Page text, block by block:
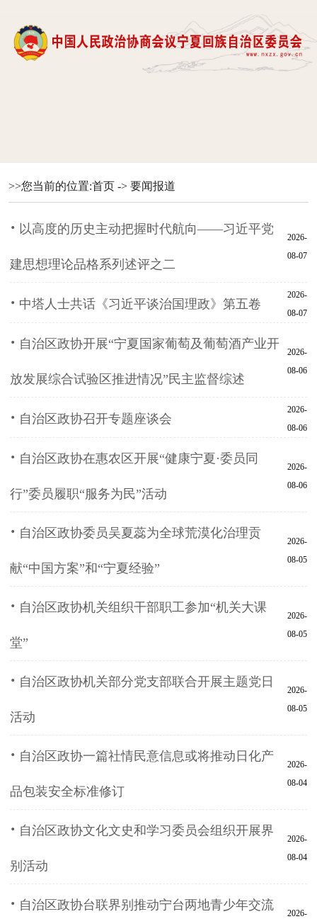
>>您当前的位置:首页 -> 要闻报道
· 以高度的历史主动把握时代航向——习近平党
建思想理论品格系列述评之二
2026-
08-07
· 中塔人士共话《习近平谈治国理政》第五卷
2026-
08-07
· 自治区政协开展“宁夏国家葡萄及葡萄酒产业开
放发展综合试验区推进情况”民主监督综述
2026-
08-06
· 自治区政协召开专题座谈会
2026-
08-06
· 自治区政协在惠农区开展“健康宁夏·委员同
行”委员履职“服务为民”活动
2026-
08-06
· 自治区政协委员吴夏蕊为全球荒漠化治理贡
献“中国方案”和“宁夏经验”
2026-
08-05
· 自治区政协机关组织干部职工参加“机关大课
堂”
2026-
08-05
· 自治区政协机关部分党支部联合开展主题党日
活动
2026-
08-05
· 自治区政协一篇社情民意信息或将推动日化产
品包装安全标准修订
2026-
08-04
· 自治区政协文化文史和学习委员会组织开展界
别活动
2026-
08-04
· 自治区政协台联界别推动宁台两地青少年交流
2026-